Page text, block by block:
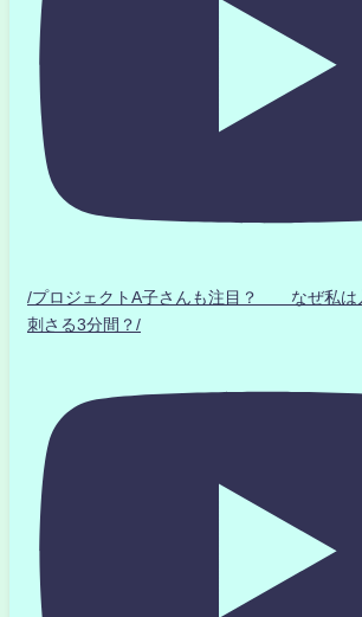
/プロジェクトA子さんも注目？ なぜ私は
刺さる3分間？/